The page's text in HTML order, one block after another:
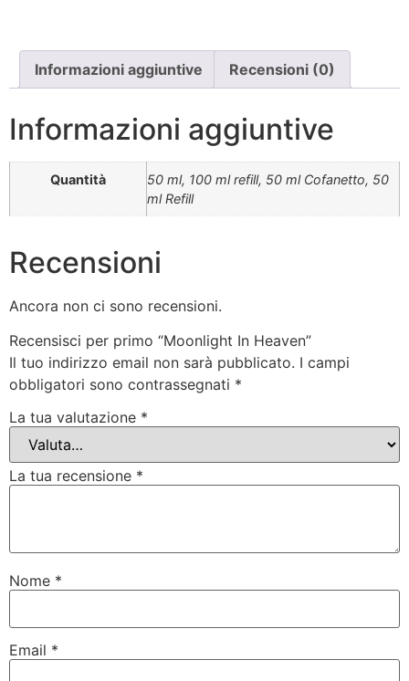
Informazioni aggiuntive Recensioni (0)
Informazioni aggiuntive
Quantità
50 ml, 100 ml refill, 50 ml Cofanetto, 50
ml Refill
Recensioni
Ancora non ci sono recensioni.
Recensisci per primo “Moonlight In Heaven”
Il tuo indirizzo email non sarà pubblicato. I campi
obbligatori sono contrassegnati *
La tua valutazione *
La tua recensione *
Nome *
Email *